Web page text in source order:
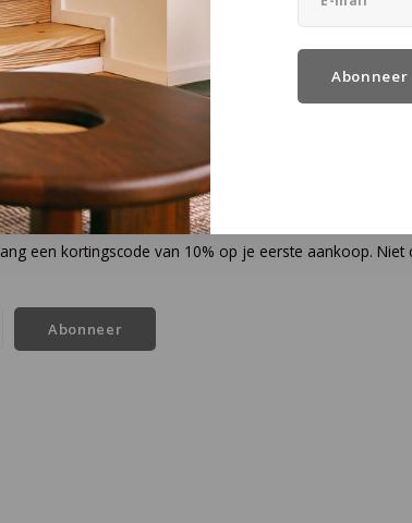
Abonneer
een kortingscode van 10% op je eerste aankoop. Niet
Abonneer